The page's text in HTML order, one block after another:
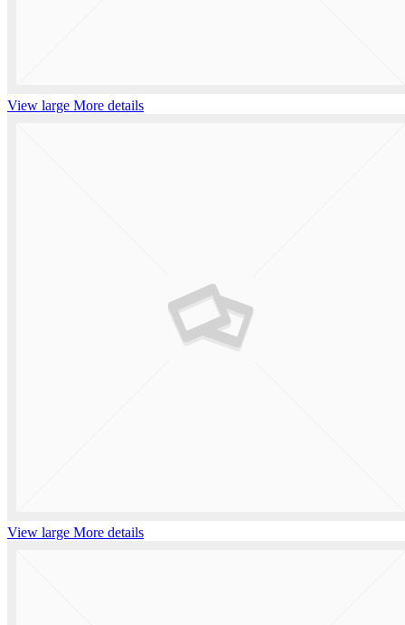
View large More details
View large More details